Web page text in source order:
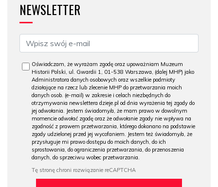
NEWSLETTER
Oświadczam, że wyrażam zgodę oraz upoważniam Muzeum
Historii Polski, ul. Gwardii 1, 01-538 Warszawa, (dalej MHP) jako
Administratora danych osobowych oraz wszelkie podmioty
działające na rzecz lub zlecenie MHP do przetwarzania moich
danych osob. (e-mail) w zakresie i celach niezbędnych do
otrzymywania newslettera dzieje.pl od dnia wyrażenia tej zgody do
jej odwołania. Jestem świadomy/a, że mam prawo w dowolnym
momencie odwołać zgodę oraz że odwołanie zgody nie wpływa na
zgodność z prawem przetwarzania, którego dokonano na podstawie
zgody udzielonej przed jej wycofaniem. Jestem też świadomy/a, że
przysługuje mi prawo dostępu do moich danych, do ich
sprostowania, do ograniczenia przetwarzania, do przenoszenia
danych, do sprzeciwu wobec przetwarzania.